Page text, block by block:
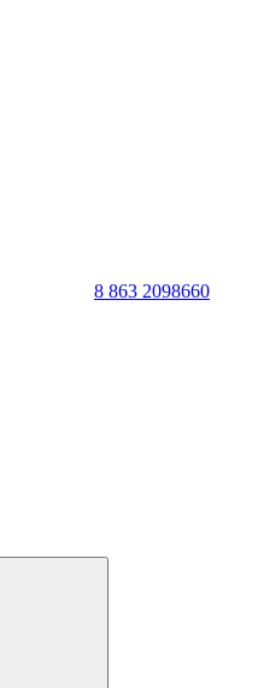
8 863 2098660